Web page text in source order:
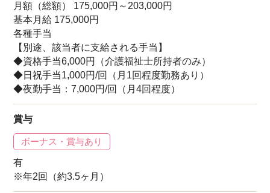
月額（総額） 175,000円～203,000円
基本月給 175,000円
各種手当
【別途、該当者に支給される手当】
◆資格手当6,000円（介護福祉士所持者のみ）
◆日祝手当1,000円/回（月1回程度勤務あり）
◆夜勤手当：7,000円/回（月4回程度）
賞与
ボーナス・賞与あり
有
※年2回（約3.5ヶ月）